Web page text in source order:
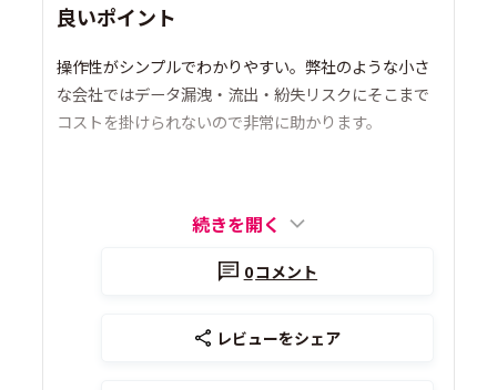
良いポイント
操作性がシンプルでわかりやすい。弊社のような小さ
な会社ではデータ漏洩・流出・紛失リスクにそこまで
コストを掛けられないので非常に助かります。
続きを開く
0コメント
レビューをシェア